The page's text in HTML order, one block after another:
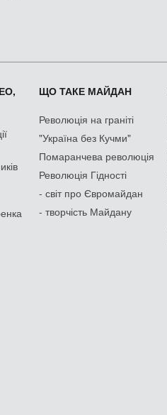
ЩО ТАКЕ МАЙДАН
Революція на граніті
"Україна без Кучми"
Помаранчева революція
Революція Гідності
- світ про Євромайдан
- творчість Майдану